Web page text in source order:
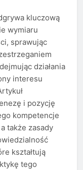
kluczową
wymiaru
sprawując
działania
interesu
i pozycję
kompetencje
także zasady
kształtują
tego